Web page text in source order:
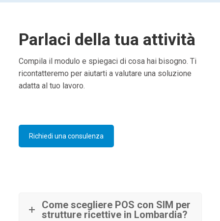
Parlaci della tua attività
Compila il modulo e spiegaci di cosa hai bisogno. Ti
ricontatteremo per aiutarti a valutare una soluzione
adatta al tuo lavoro.
Richiedi una consulenza
Come scegliere POS con SIM per
strutture ricettive in Lombardia?